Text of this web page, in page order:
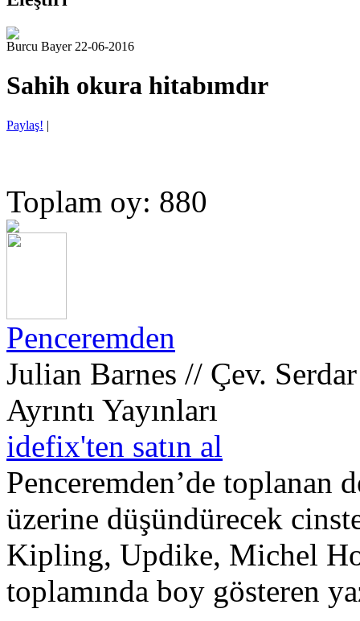
Burcu Bayer 22-06-2016
Sahih okura hitabımdır
Paylaş! |
Toplam oy: 880
Penceremden
Julian Barnes // Çev.
Ayrıntı Yayınları
idefix'ten satın al
Penceremden’de toplanan
üzerine düşündürecek
Kipling, Updike, Michel
toplamında boy gösteren